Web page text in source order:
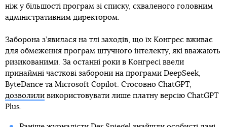
ніж у більшості програм зі списку, схваленого головним
адміністративним директором.
Заборона з’явилася на тлі заходів, що їх Конгрес вживає
для обмеження програм штучного інтелекту, які вважають
ризикованими. За останні роки в Конгресі ввели
принаймні часткові заборони на програми DeepSeek,
ByteDance та Microsoft Copilot. Стосовно ChatGPT,
дозволили використовувати лише платну версію ChatGPT
Plus.